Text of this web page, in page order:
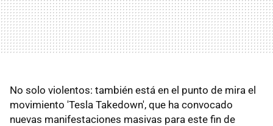
No solo violentos: también está en el punto de mira el
movimiento 'Tesla Takedown', que ha convocado
nuevas manifestaciones masivas para este fin de